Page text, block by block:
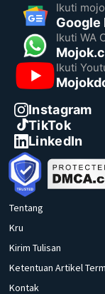
Ikuti
Google
Ikuti WA
Ikuti
Instagram
TikTok
LinkedIn
Tentang
Kru
Kirim Tulisan
Ketentuan Artikel
Kontak